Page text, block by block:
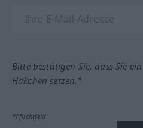
Bitte bestätigen Sie, dass Sie
Häkchen setzen.*
*Pflichtfeld